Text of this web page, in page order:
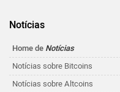
Notícias
Home de Notícias
Notícias sobre Bitcoins
Notícias sobre Altcoins